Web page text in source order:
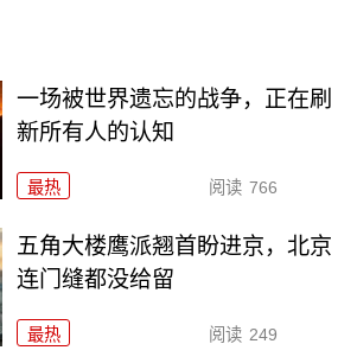
一场被世界遗忘的战争，正在刷
新所有人的认知
最热 阅读 766
五角大楼鹰派翘首盼进京，北京
连门缝都没给留
最热 阅读 249